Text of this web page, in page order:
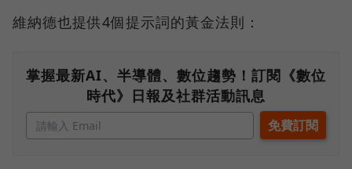
維納德也提供4個提示詞的黃金法則：
掌握最新AI、半導體、數位趨勢！訂閱《數位
時代》日報及社群活動訊息